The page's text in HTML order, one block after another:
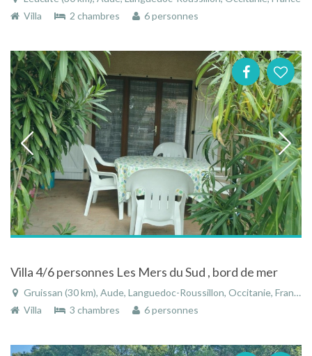
Villa
2 chambres 6 personnes
Villa 4/6 personnes Les Mers du Sud , bord de mer
Gruissan (30 km), Aude, Languedoc-Roussillon, Occitanie, France
Villa
3 chambres 6 personnes